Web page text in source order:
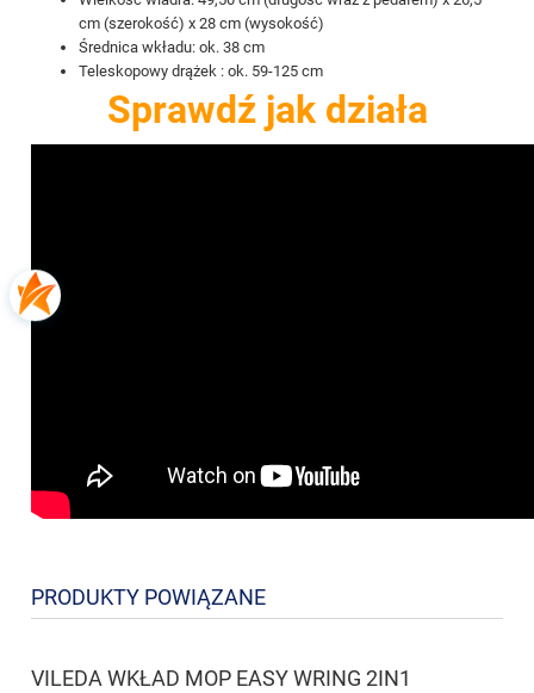
cm (szerokość) x 28 cm (wysokość)
Średnica wkładu: ok. 38 cm
Teleskopowy drążek : ok. 59-125 cm
Sprawdź jak działa
PRODUKTY POWIĄZANE
VILEDA WKŁAD MOP EASY WRING 2IN1